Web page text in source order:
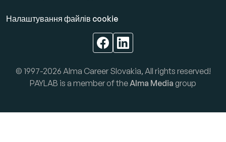
Налаштування файлів cookie
© 1997-2026 Alma Career Slovakia, All rights reserved!
PAYLAB is a member of the Alma Media group